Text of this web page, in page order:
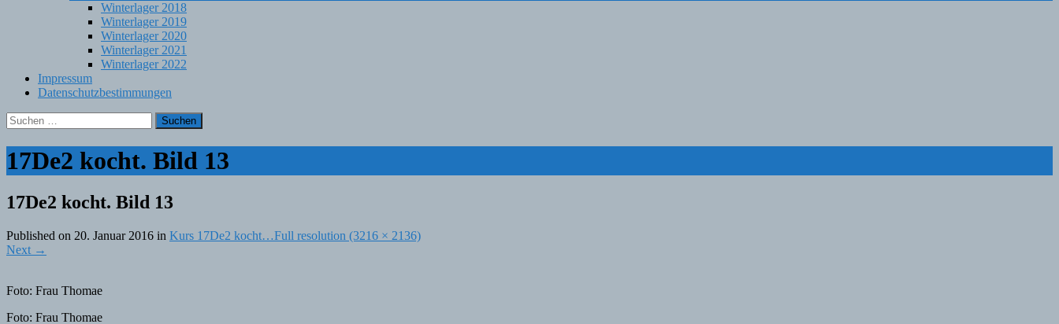
Winterlager 2018
Winterlager 2019
Winterlager 2020
Winterlager 2021
Winterlager 2022
Impressum
Datenschutzbestimmungen
Suchen
nach:
17De2 kocht. Bild 13
17De2 kocht. Bild 13
Published on 20. Januar 2016 in Kurs 17De2 kocht…Full resolution (3216 × 2136)
Next →
Foto: Frau Thomae
Foto: Frau Thomae